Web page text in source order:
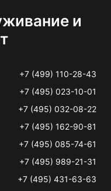
и
+7 (499) 110-28-43
+7 (495) 023-10-01
+7 (495) 032-08-22
+7 (495) 162-90-81
+7 (495) 085-74-61
+7 (495) 989-21-31
+7 (495) 431-63-63